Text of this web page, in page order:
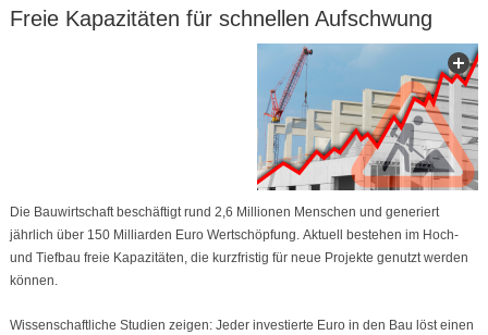
Freie Kapazitäten für schnellen Aufschwung
Die Bauwirtschaft beschäftigt rund 2,6 Millionen Menschen und generiert
jährlich über 150 Milliarden Euro Wertschöpfung. Aktuell bestehen im Hoch-
und Tiefbau freie Kapazitäten, die kurzfristig für neue Projekte genutzt werden
können.
Wissenschaftliche Studien zeigen: Jeder investierte Euro in den Bau löst einen